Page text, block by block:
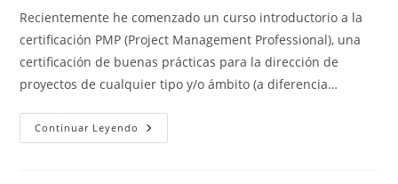
la
entrada:
la
entrada:
Recientemente he comenzado un curso introductorio a la
certificación PMP (Project Management Professional), una
certificación de buenas prácticas para la dirección de
proyectos de cualquier tipo y/o ámbito (a diferencia…
Continuar Leyendo Curso
Introducción